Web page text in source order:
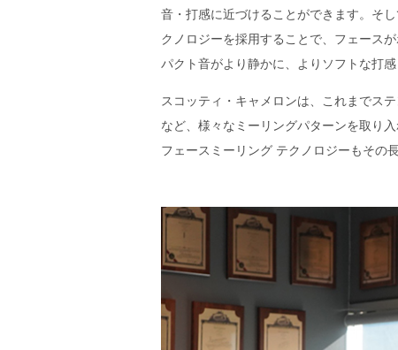
音・打感に近づけることができます。そ
クノロジーを採用することで、フェース
パクト音がより静かに、よりソフトな打
スコッティ・キャメロンは、これまでス
など、様々なミーリングパターンを取り
フェースミーリング テクノロジーもその